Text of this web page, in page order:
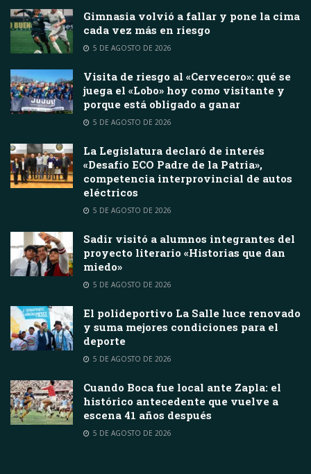
Gimnasia volvió a fallar y pone la cima
cada vez más en riesgo
5 DE AGOSTO DE 2026
Visita de riesgo al «Cervecero»: qué se
juega el «Lobo» hoy como visitante y
porque está obligado a ganar
5 DE AGOSTO DE 2026
La Legislatura declaró de interés
«Desafío ECO Padre de la Patria»,
competencia interprovincial de autos
eléctricos
5 DE AGOSTO DE 2026
Sadir visitó a alumnos integrantes del
proyecto literario «Historias que dan
miedo»
5 DE AGOSTO DE 2026
El polideportivo La Salle luce renovado
y suma mejores condiciones para el
deporte
5 DE AGOSTO DE 2026
Cuando Boca fue local ante Zapla: el
histórico antecedente que vuelve a
escena 41 años después
5 DE AGOSTO DE 2026